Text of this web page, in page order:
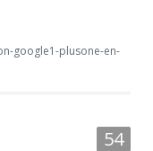
google1-plusone-en-